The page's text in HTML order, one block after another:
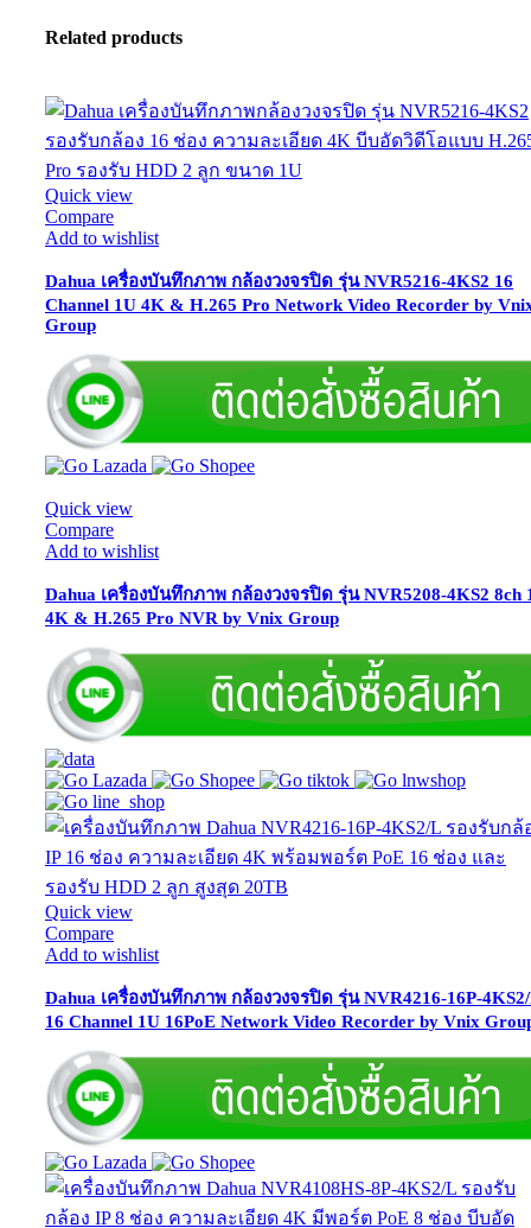
Related products
Quick view
Compare
Add to wishlist
Dahua เครื่องบันทึกภาพ กล้องวงจรปิด รุ่น NVR5216-4KS2 16
Channel 1U 4K & H.265 Pro Network Video Recorder by
Group
Quick view
Compare
Add to wishlist
Dahua เครื่องบันทึกภาพ กล้องวงจรปิด รุ่น NVR5208-4KS2 8ch
4K & H.265 Pro NVR by Vnix Group
Quick view
Compare
Add to wishlist
Dahua เครื่องบันทึกภาพ กล้องวงจรปิด รุ่น NVR4216-16P-
16 Channel 1U 16PoE Network Video Recorder by Vnix